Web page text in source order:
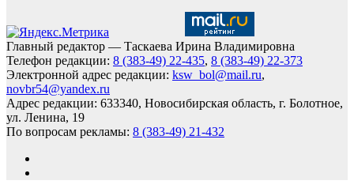
Главный редактор — Таскаева Ирина Владимировна
Телефон редакции: 8 (383-49) 22-435, 8 (383-49) 22-373
Электронной адрес редакции: ksw_bol@mail.ru,
novbr54@yandex.ru
Адрес редакции: 633340, Новосибирская область, г. Болотное,
ул. Ленина, 19
По вопросам рекламы: 8 (383-49) 21-432